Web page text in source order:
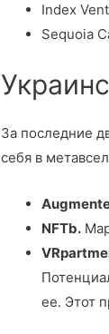
Index
Sequoia
За последние
себя в
NFTb.
ее. Этот